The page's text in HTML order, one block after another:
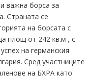
важна борса за
Страната се
на борсата с
площ от 242 кв.м , с
на германския
Сред участниците
на БХРА като